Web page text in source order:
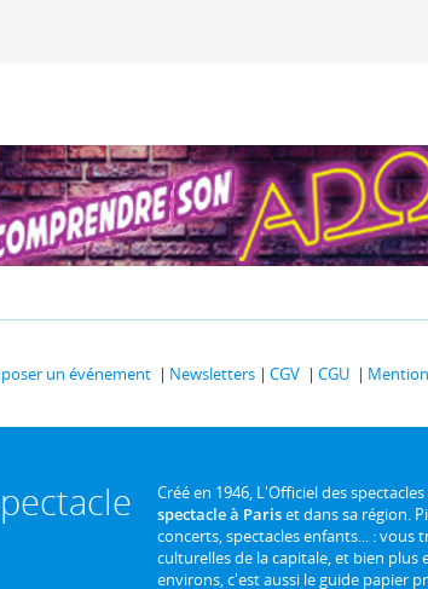
un événement Newsletters CGV CGU
Créé en 1946, L'Officiel des
spectacle à Pariset dans sa région.
concerts, spectacles enfants... :
culturelles de la capitale, et bien plus
environs, c'est aussi le guide papier